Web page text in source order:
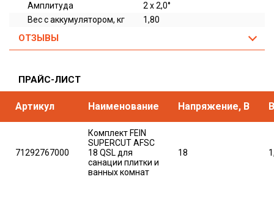
Амплитуда
2 x 2,0°
Вес с аккумулятором, кг
1,80
ОТЗЫВЫ
ПРАЙС-ЛИСТ
Артикул Наименование Напряжение, В
71292767000
Комплект FEIN
SUPERCUT AFSC
18 QSL для
санации плитки и
ванных комнат
18